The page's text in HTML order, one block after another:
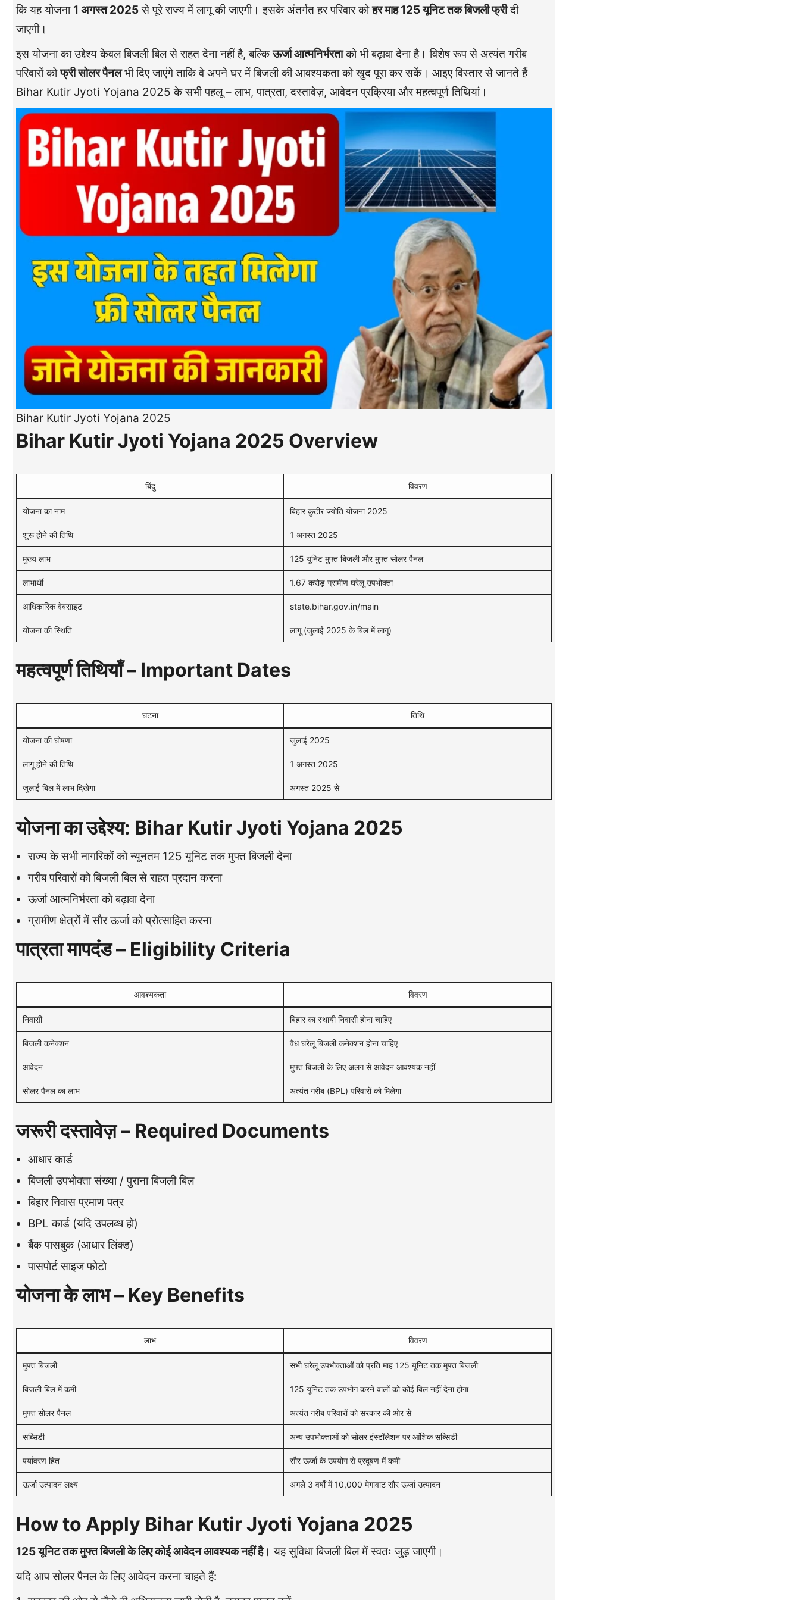
कि यह योजना 1 अगस्त 2025से पूरे राज्य में लागू की जाएगी। इसके अंतर्गत हर परिवार कोहर माह 125 यूनिट तक बिजली फ्रीदी
जाएगी।
इस योजना का उद्देश्य केवल बिजली बिल से राहत देना नहीं है, बल्किऊर्जा आत्मनिर्भरताको भी बढ़ावा देना है। विशेष रूप से अत्यंत गरीब
परिवारों कोफ्री सोलर पैनलभी दिए जाएंगे ताकि वे अपने घर में बिजली की आवश्यकता को खुद पूरा कर सकें। आइए विस्तार से जानते हैं
Bihar Kutir Jyoti Yojana 2025 के सभी पहलू – लाभ, पात्रता, दस्तावेज़, आवेदन प्रक्रिया और महत्वपूर्ण तिथियां।
Bihar Kutir Jyoti Yojana 2025
Bihar Kutir Jyoti Yojana 2025 Overview
बिंदु विवरण
योजना का नाम बिहार कुटीर ज्योति योजना 2025
शुरू होने की तिथि 1 अगस्त 2025
मुख्य लाभ 125 यूनिट मुफ्त बिजली और मुफ्त सोलर पैनल
लाभार्थी 1.67 करोड़ ग्रामीण घरेलू उपभोक्ता
आधिकारिक वेबसाइट state.bihar.gov.in/main
योजना की स्थिति लागू (जुलाई 2025 के बिल में लागू)
महत्वपूर्ण तिथियाँ – Important Dates
घटना तिथि
योजना की घोषणा जुलाई 2025
लागू होने की तिथि 1 अगस्त 2025
जुलाई बिल में लाभ दिखेगा अगस्त 2025 से
योजना का उद्देश्य: Bihar Kutir Jyoti Yojana 2025
राज्य के सभी नागरिकों को न्यूनतम 125 यूनिट तक मुफ्त बिजली देना
गरीब परिवारों को बिजली बिल से राहत प्रदान करना
ऊर्जा आत्मनिर्भरता को बढ़ावा देना
ग्रामीण क्षेत्रों में सौर ऊर्जा को प्रोत्साहित करना
पात्रता मापदंड – Eligibility Criteria
आवश्यकता विवरण
निवासी बिहार का स्थायी निवासी होना चाहिए
बिजली कनेक्शन वैध घरेलू बिजली कनेक्शन होना चाहिए
आवेदन मुफ्त बिजली के लिए अलग से आवेदन आवश्यक नहीं
सोलर पैनल का लाभ अत्यंत गरीब (BPL) परिवारों को मिलेगा
जरूरी दस्तावेज़ – Required Documents
आधार कार्ड
बिजली उपभोक्ता संख्या / पुराना बिजली बिल
बिहार निवास प्रमाण पत्र
BPL कार्ड (यदि उपलब्ध हो)
बैंक पासबुक (आधार लिंक्ड)
पासपोर्ट साइज फोटो
योजना के लाभ – Key Benefits
लाभ विवरण
मुफ्त बिजली सभी घरेलू उपभोक्ताओं को प्रति माह 125 यूनिट तक मुफ्त बिजली
बिजली बिल में कमी 125 यूनिट तक उपभोग करने वालों को कोई बिल नहीं देना होगा
मुफ्त सोलर पैनल अत्यंत गरीब परिवारों को सरकार की ओर से
सब्सिडी अन्य उपभोक्ताओं को सोलर इंस्टॉलेशन पर आंशिक सब्सिडी
पर्यावरण हित सौर ऊर्जा के उपयोग से प्रदूषण में कमी
ऊर्जा उत्पादन लक्ष्य अगले 3 वर्षों में 10,000 मेगावाट सौर ऊर्जा उत्पादन
How to Apply Bihar Kutir Jyoti Yojana 2025
125 यूनिट तक मुफ्त बिजली के लिए कोई आवेदन आवश्यक नहीं है। यह सुविधा बिजली बिल में स्वतः जुड़ जाएगी।
यदि आप सोलर पैनल के लिए आवेदन करना चाहते हैं: